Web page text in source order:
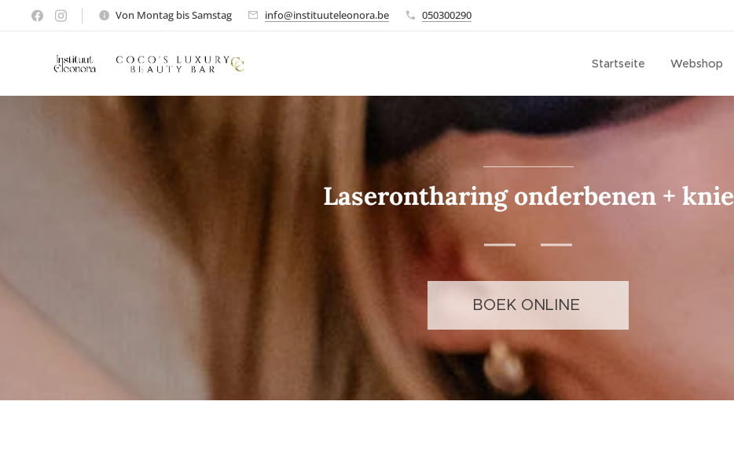
Von Montag bis Samstag info@instituuteleonora.be 050300290
Startseite Webshop
Laserontharing onderbenen + knie
BOEK ONLINE